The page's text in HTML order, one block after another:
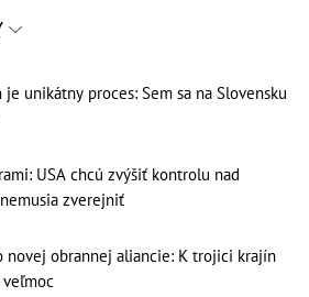
unikátny proces: Sem sa na Slovensku
USA chcú zvýšiť kontrolu nad
zverejniť
novej obrannej aliancie: K trojici krajín